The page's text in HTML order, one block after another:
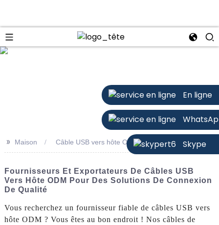
En ligne
Skype
>> Maison Câble USB vers hôte ODM
Fournisseurs Et Exportateurs De Câbles USB
Vers Hôte ODM Pour Des Solutions De Connexion
De Qualité
Vous recherchez un fournisseur fiable de câbles USB vers
hôte ODM ? Vous êtes au bon endroit ! Nos câbles de